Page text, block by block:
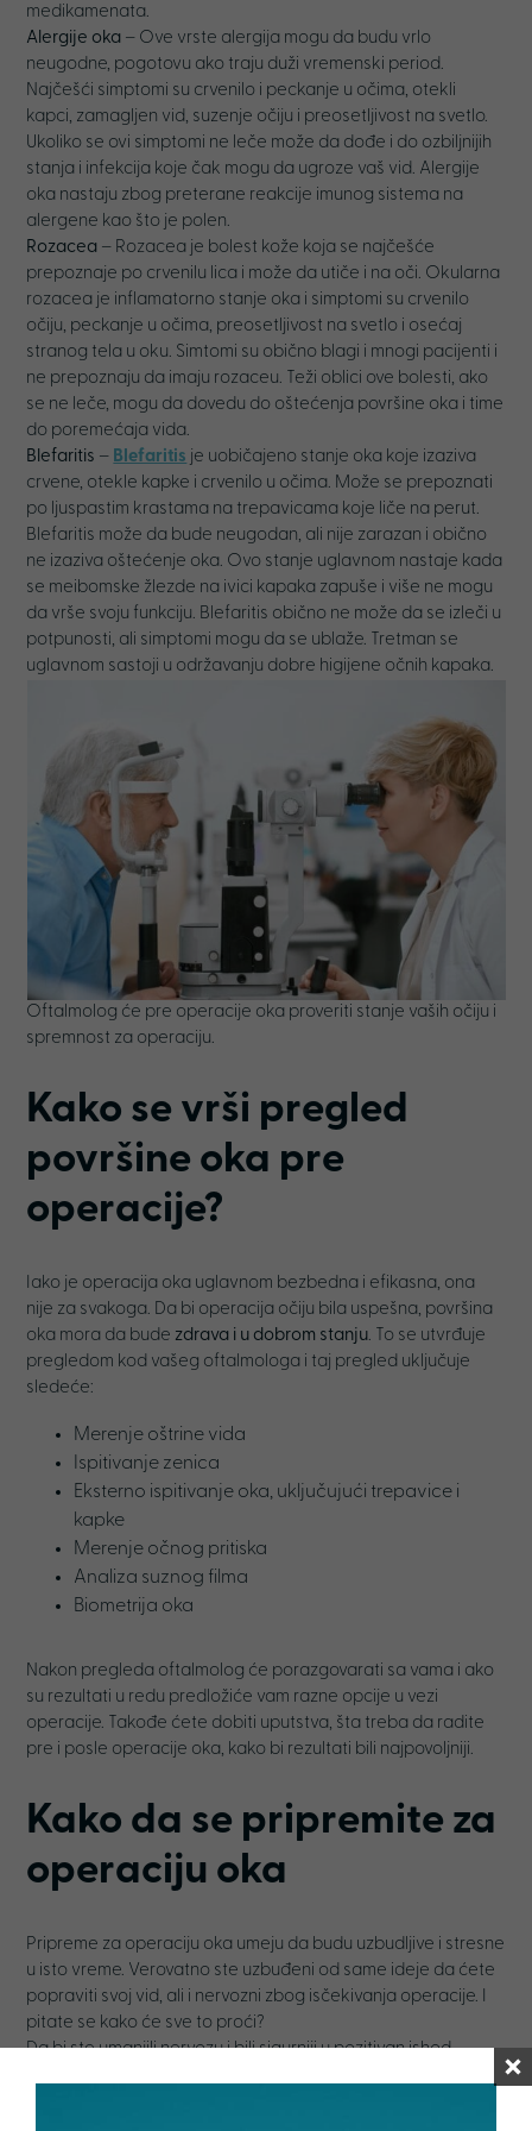
medikamenata.
Alergije oka – Ove vrste alergija mogu da budu vrlo
neugodne, pogotovu ako traju duži vremenski period.
Najčešći simptomi su crvenilo i peckanje u očima, otekli
kapci, zamagljen vid, suzenje očiju i preosetljivost na svetlo.
Ukoliko se ovi simptomi ne leče može da dođe i do ozbiljnijih
stanja i infekcija koje čak mogu da ugroze vaš vid. Alergije
oka nastaju zbog preterane reakcije imunog sistema na
alergene kao što je polen.
Rozacea – Rozacea je bolest kože koja se najčešće
prepoznaje po crvenilu lica i može da utiče i na oči. Okularna
rozacea je inflamatorno stanje oka i simptomi su crvenilo
očiju, peckanje u očima, preosetljivost na svetlo i osećaj
stranog tela u oku. Simtomi su obično blagi i mnogi pacijenti i
ne prepoznaju da imaju rozaceu. Teži oblici ove bolesti, ako
se ne leče, mogu da dovedu do oštećenja površine oka i time
do poremećaja vida.
Blefaritis – Blefaritis je uobičajeno stanje oka koje izaziva
crvene, otekle kapke i crvenilo u očima. Može se prepoznati
po ljuspastim krastama na trepavicama koje liče na perut.
Blefaritis može da bude neugodan, ali nije zarazan i obično
ne izaziva oštećenje oka. Ovo stanje uglavnom nastaje kada
se meibomske žlezde na ivici kapaka zapuše i više ne mogu
da vrše svoju funkciju. Blefaritis obično ne može da se izleči u
potpunosti, ali simptomi mogu da se ublaže. Tretman se
uglavnom sastoji u održavanju dobre higijene očnih kapaka.
Oftalmolog će pre operacije oka proveriti stanje vaših očiju i
spremnost za operaciju.
Kako se vrši pregled
površine oka pre
operacije?
Iako je operacija oka uglavnom bezbedna i efikasna, ona
nije za svakoga. Da bi operacija očiju bila uspešna, površina
oka mora da bude zdrava i u dobrom stanju. To se utvrđuje
pregledom kod vašeg oftalmologa i taj pregled uključuje
sledeće:
Merenje oštrine vida
Ispitivanje zenica
Eksterno ispitivanje oka, uključujući trepavice i
kapke
Merenje očnog pritiska
Analiza suznog filma
Biometrija oka
Nakon pregleda oftalmolog će porazgovarati sa vama i ako
su rezultati u redu predložiće vam razne opcije u vezi
operacije. Takođe ćete dobiti uputstva, šta treba da radite
pre i posle operacije oka, kako bi rezultati bili najpovoljniji.
Kako da se pripremite za
operaciju oka
Pripreme za operaciju oka umeju da budu uzbudljive i stresne
u isto vreme. Verovatno ste uzbuđeni od same ideje da ćete
popraviti svoj vid, ali i nervozni zbog isčekivanja operacije. I
pitate se kako će sve to proći?
Da bi ste umanjili nervozu i bili sigurniji u pozitivan ishod